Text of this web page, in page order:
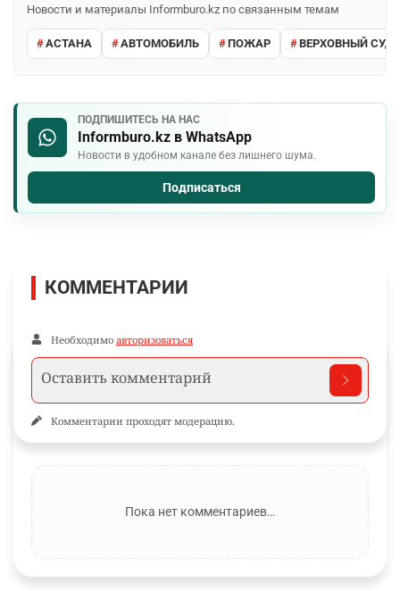
Новости и материалы Informburo.kz по связанным темам
АСТАНА АВТОМОБИЛЬ ПОЖАР ВЕРХОВНЫЙ СУД
ПОДПИШИТЕСЬ НА НАС
Informburo.kz в WhatsApp
Новости в удобном канале без лишнего шума.
Подписаться
КОММЕНТАРИИ
Необходимо авторизоваться
Комментарии проходят модерацию.
Пока нет комментариев…